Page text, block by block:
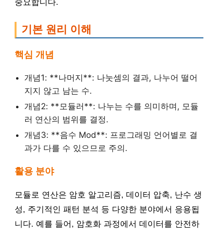
중요합니다.
기본 원리 이해
핵심 개념
개념1: **나머지**: 나눗셈의 결과, 나누어 떨어
지지 않고 남는 수.
개념2: **모듈러**: 나누는 수를 의미하며, 모듈
러 연산의 범위를 결정.
개념3: **음수 Mod**: 프로그래밍 언어별로 결
과가 다를 수 있으므로 주의.
활용 분야
모듈로 연산은 암호 알고리즘, 데이터 압축, 난수 생
성, 주기적인 패턴 분석 등 다양한 분야에서 응용됩
니다. 예를 들어, 암호화 과정에서 데이터를 안전하